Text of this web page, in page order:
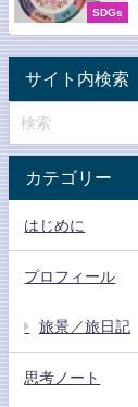
SDGs
サイト内検索
カテゴリー
はじめに
プロフィール
旅景／旅日記
思考ノート